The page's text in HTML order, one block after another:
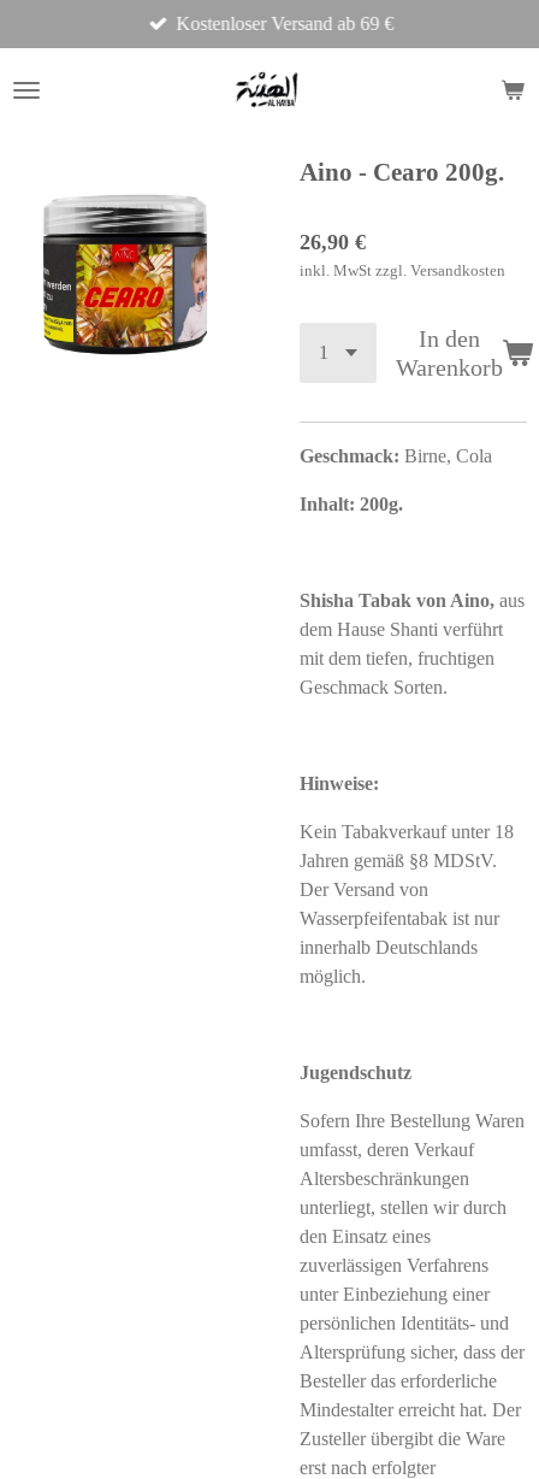
Hauptinhalt
springen
Kostenloser Versand ab 69 €
Aino - Cearo 200g.
26,90 €
inkl. MwSt zzgl. Versandkosten
In den
Warenkorb
Geschmack: Birne, Cola
Inhalt: 200g.
Shisha Tabak von Aino, aus
dem Hause Shanti verführt
mit dem tiefen, fruchtigen
Geschmack Sorten.
Hinweise:
Kein Tabakverkauf unter 18
Jahren gemäß §8 MDStV.
Der Versand von
Wasserpfeifentabak ist nur
innerhalb Deutschlands
möglich.
Jugendschutz
Sofern Ihre Bestellung Waren
umfasst, deren Verkauf
Altersbeschränkungen
unterliegt, stellen wir durch
den Einsatz eines
zuverlässigen Verfahrens
unter Einbeziehung einer
persönlichen Identitäts- und
Altersprüfung sicher, dass der
Besteller das erforderliche
Mindestalter erreicht hat. Der
Zusteller übergibt die Ware
erst nach erfolgter